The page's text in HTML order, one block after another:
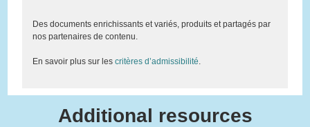
Des documents enrichissants et variés, produits et partagés par
nos partenaires de contenu.
En savoir plus sur les critères d’admissibilité.
Additional resources